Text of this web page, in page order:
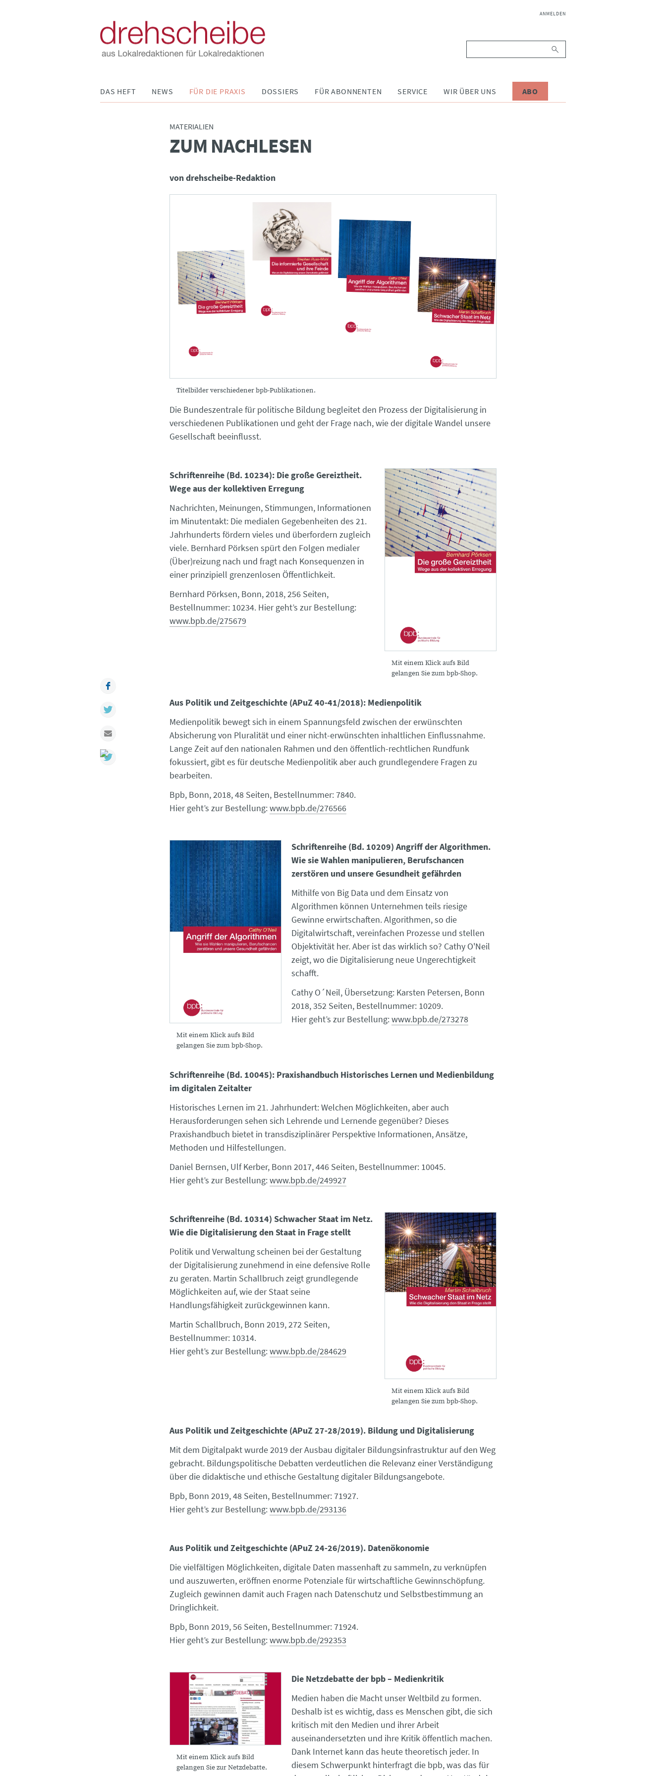
NAVIGATION
ANMELDEN
DAS HEFT NEWS FÜR DIE PRAXIS DOSSIERS FÜR ABONNENTEN SERVICE WIR ÜBER UNS ABO
MATERIALIEN
:ZUM NACHLESEN
von drehscheibe-Redaktion
Titelbilder verschiedener bpb-Publikationen.
Die Bundeszentrale für politische Bildung begleitet den Prozess der Digitalisierung in
verschiedenen Publikationen und geht der Frage nach, wie der digitale Wandel unsere
Gesellschaft beeinflusst.
Mit einem Klick aufs Bild
gelangen Sie zum bpb-Shop.
Schriftenreihe (Bd. 10234): Die große Gereiztheit.
Wege aus der kollektiven Erregung
Nachrichten, Meinungen, Stimmungen, Informationen
im Minutentakt: Die medialen Gegebenheiten des 21.
Jahrhunderts fördern vieles und überfordern zugleich
viele. Bernhard Pörksen spürt den Folgen medialer
(Über)reizung nach und fragt nach Konsequenzen in
einer prinzipiell grenzenlosen Öffentlichkeit.
Bernhard Pörksen, Bonn, 2018, 256 Seiten,
Bestellnummer: 10234. Hier geht’s zur Bestellung:
www.bpb.de/275679
Aus Politik und Zeitgeschichte (APuZ 40-41/2018): Medienpolitik
Medienpolitik bewegt sich in einem Spannungsfeld zwischen der erwünschten
Absicherung von Pluralität und einer nicht-erwünschten inhaltlichen Einflussnahme.
Lange Zeit auf den nationalen Rahmen und den öffentlich-rechtlichen Rundfunk
fokussiert, gibt es für deutsche Medienpolitik aber auch grundlegendere Fragen zu
bearbeiten.
Bpb, Bonn, 2018, 48 Seiten, Bestellnummer: 7840.
Hier geht’s zur Bestellung:www.bpb.de/276566
Mit einem Klick aufs Bild
gelangen Sie zum bpb-Shop.
Schriftenreihe (Bd. 10209) Angriff der Algorithmen.
Wie sie Wahlen manipulieren, Berufschancen
zerstören und unsere Gesundheit gefährden
Mithilfe von Big Data und dem Einsatz von
Algorithmen können Unternehmen teils riesige
Gewinne erwirtschaften. Algorithmen, so die
Digitalwirtschaft, vereinfachen Prozesse und stellen
Objektivität her. Aber ist das wirklich so? Cathy O'Neil
zeigt, wo die Digitalisierung neue Ungerechtigkeit
schafft.
Cathy O´Neil, Übersetzung: Karsten Petersen, Bonn
2018, 352 Seiten, Bestellnummer: 10209.
Hier geht’s zur Bestellung:www.bpb.de/273278
Schriftenreihe (Bd. 10045): Praxishandbuch Historisches Lernen und Medienbildung
im digitalen Zeitalter
Historisches Lernen im 21. Jahrhundert: Welchen Möglichkeiten, aber auch
Herausforderungen sehen sich Lehrende und Lernende gegenüber? Dieses
Praxishandbuch bietet in transdisziplinärer Perspektive Informationen, Ansätze,
Methoden und Hilfestellungen.
Daniel Bernsen, Ulf Kerber, Bonn 2017, 446 Seiten, Bestellnummer: 10045.
Hier geht’s zur Bestellung:www.bpb.de/249927
Mit einem Klick aufs Bild
gelangen Sie zum bpb-Shop.
Schriftenreihe (Bd. 10314) Schwacher Staat im Netz.
Wie die Digitalisierung den Staat in Frage stellt
Politik und Verwaltung scheinen bei der Gestaltung
der Digitalisierung zunehmend in eine defensive Rolle
zu geraten. Martin Schallbruch zeigt grundlegende
Möglichkeiten auf, wie der Staat seine
Handlungsfähigkeit zurückgewinnen kann.
Martin Schallbruch, Bonn 2019, 272 Seiten,
Bestellnummer: 10314.
Hier geht’s zur Bestellung:www.bpb.de/284629
Aus Politik und Zeitgeschichte (APuZ 27-28/2019). Bildung und Digitalisierung
Mit dem Digitalpakt wurde 2019 der Ausbau digitaler Bildungsinfrastruktur auf den Weg
gebracht. Bildungspolitische Debatten verdeutlichen die Relevanz einer Verständigung
über die didaktische und ethische Gestaltung digitaler Bildungsangebote.
Bpb, Bonn 2019, 48 Seiten, Bestellnummer: 71927.
Hier geht’s zur Bestellung:www.bpb.de/293136
Aus Politik und Zeitgeschichte (APuZ 24-26/2019). Datenökonomie
Die vielfältigen Möglichkeiten, digitale Daten massenhaft zu sammeln, zu verknüpfen
und auszuwerten, eröffnen enorme Potenziale für wirtschaftliche Gewinnschöpfung.
Zugleich gewinnen damit auch Fragen nach Datenschutz und Selbstbestimmung an
Dringlichkeit.
Bpb, Bonn 2019, 56 Seiten, Bestellnummer: 71924.
Hier geht’s zur Bestellung:www.bpb.de/292353
Mit einem Klick aufs Bild
gelangen Sie zur Netzdebatte.
Die Netzdebatte der bpb – Medienkritik
Medien haben die Macht unser Weltbild zu formen.
Deshalb ist es wichtig, dass es Menschen gibt, die sich
kritisch mit den Medien und ihrer Arbeit
auseinandersetzten und ihre Kritik öffentlich machen.
Dank Internet kann das heute theoretisch jeder. In
diesem Schwerpunkt hinterfragt die bpb, was das für